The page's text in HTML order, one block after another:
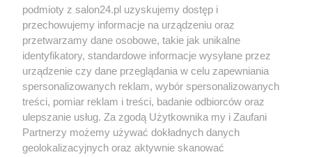
Społeczeństwo
Kultura
X Facebook Instagram Youtube
podmioty z salon24.pl uzyskujemy dostęp i
przechowujemy informacje na urządzeniu oraz
przetwarzamy dane osobowe, takie jak unikalne
identyfikatory, standardowe informacje wysyłane przez
urządzenie czy dane przeglądania w celu zapewniania
spersonalizowanych reklam, wybór spersonalizowanych
treści, pomiar reklam i treści, badanie odbiorców oraz
ulepszanie usług. Za zgodą Użytkownika my i Zaufani
Partnerzy możemy używać dokładnych danych
geolokalizacyjnych oraz aktywnie skanować